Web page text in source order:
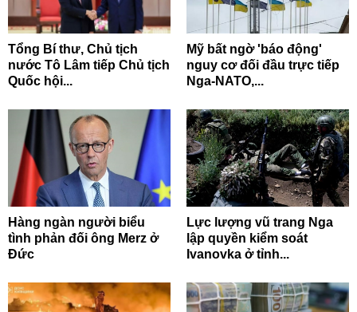
Tổng Bí thư, Chủ tịch
nước Tô Lâm tiếp Chủ tịch
Quốc hội...
Mỹ bất ngờ 'báo động'
nguy cơ đối đầu trực tiếp
Nga-NATO,...
Hàng ngàn người biểu
tình phản đối ông Merz ở
Đức
Lực lượng vũ trang Nga
lập quyền kiểm soát
Ivanovka ở tỉnh...